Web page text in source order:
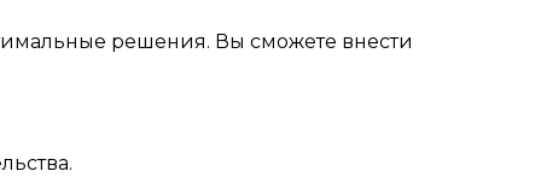
решения. Вы сможете внести